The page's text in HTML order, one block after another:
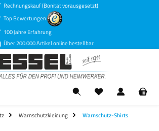
Rechnungskauf (Bonität vorausgesetzt)
Top Bewertungen
100 Jahre Erfahrung
Über 200.000 Artikel online bestellbar
Warnschutzkleidung Warnschutz-Shirts